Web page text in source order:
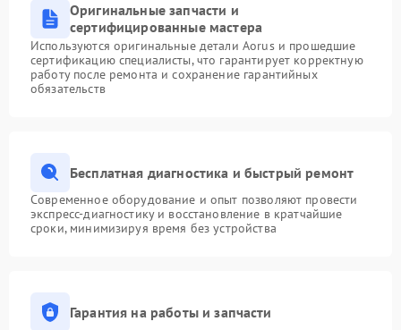
Оригинальные запчасти и
сертифицированные мастера
Используются оригинальные детали Aorus и прошедшие
сертификацию специалисты, что гарантирует корректную
работу после ремонта и сохранение гарантийных
обязательств
Бесплатная диагностика и быстрый ремонт
Современное оборудование и опыт позволяют провести
экспресс-диагностику и восстановление в кратчайшие
сроки, минимизируя время без устройства
Гарантия на работы и запчасти